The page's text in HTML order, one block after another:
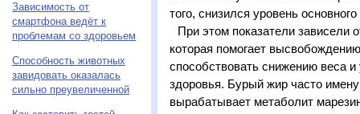
Зависимость от
смартфона ведёт к
проблемам со здоровьем
Способность животных
завидовать оказалась
сильно преувеличенной
того, снизился уровень
При этом показатели зависели
которая помогает
способствовать снижению веса
здоровья. Бурый жир часто
вырабатывает метаболит